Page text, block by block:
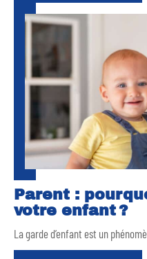
Parent :
votre enfant ?
La garde d’enfant est un